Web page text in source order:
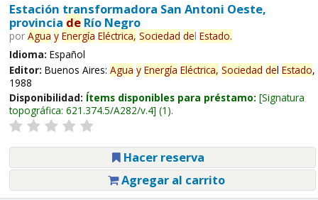
Estación transformadora San Antoni Oeste,
provincia deRío Negro
por Agua y Energía Eléctrica, Sociedad del Estado.
Idioma: Español
Editor: Buenos Aires: Agua y Energía Eléctrica, Sociedad del Estado,
1988
Disponibilidad: Ítems disponibles para préstamo: Signatura
topográfica: 621.374.5/A282/v.4 (1).
Hacer reserva
Agregar al carrito